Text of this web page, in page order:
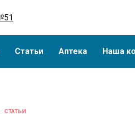
Статьи Аптека Наша
СТАТЬИ